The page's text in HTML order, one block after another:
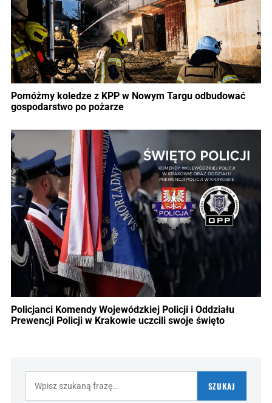
Pomóżmy koledze z KPP w Nowym Targu odbudować
gospodarstwo po pożarze
Policjanci Komendy Wojewódzkiej Policji i Oddziału
Prewencji Policji w Krakowie uczcili swoje święto
SZUKAJ